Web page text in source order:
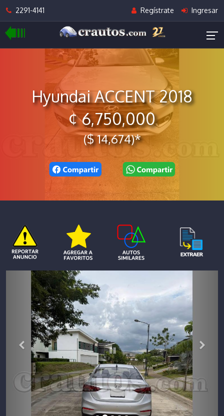
2291-4141 Regístrate Ingresar
Hyundai ACCENT 2018
¢ 6,750,000
($ 14,674)*